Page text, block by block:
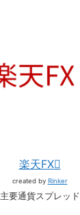
楽天FX
created by Rinker
主要通貨スプレッド